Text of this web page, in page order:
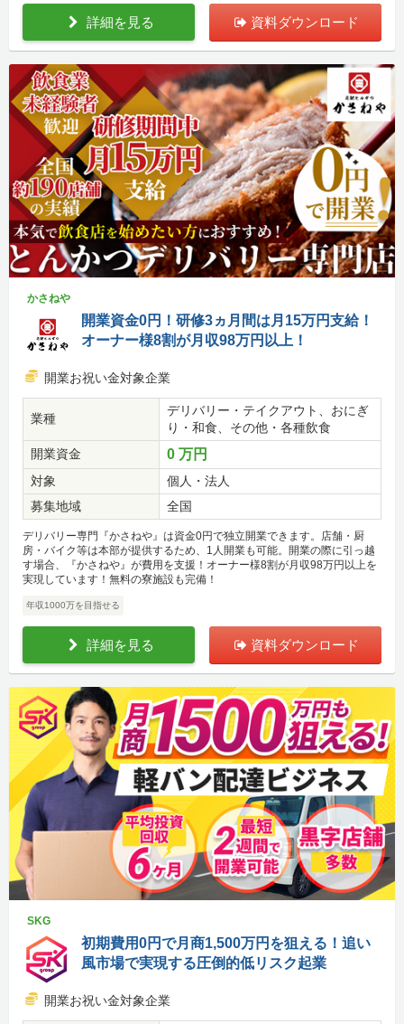
詳細を見る 資料ダウンロード
かさねや
開業資金0円！研修3ヵ月間は月15万円支給！
オーナー様8割が月収98万円以上！
開業お祝い金対象企業
業種
デリバリー・テイクアウト、おにぎ
り・和食、その他・各種飲食
開業資金
0 万円
対象
個人・法人
募集地域
全国
デリバリー専門『かさねや』は資金0円で独立開業できます。店舗・厨
房・バイク等は本部が提供するため、1人開業も可能。開業の際に引っ越
す場合、『かさねや』が費用を支援！オーナー様8割が月収98万円以上を
実現しています！無料の寮施設も完備！
年収1000万を目指せる
詳細を見る 資料ダウンロード
SKG
初期費用0円で月商1,500万円を狙える！追い
風市場で実現する圧倒的低リスク起業
開業お祝い金対象企業